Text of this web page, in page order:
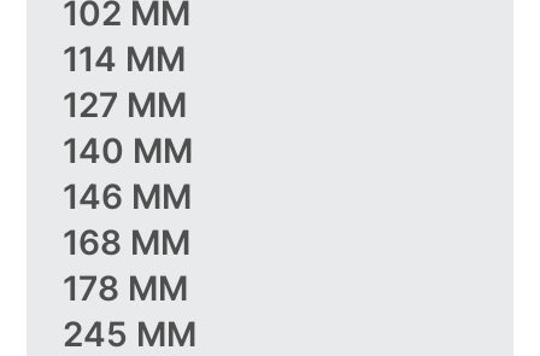
102 ММ
114 ММ
127 ММ
140 ММ
146 ММ
168 ММ
178 ММ
245 ММ